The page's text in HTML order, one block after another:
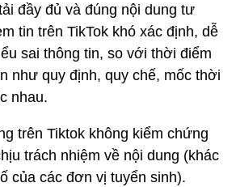
đầy đủ và đúng nội dung tư
tin trên TikTok khó xác định, dễ
sai thông tin, so với thời điểm
như quy định, quy chế, mốc thời
nhau.
trên Tiktok không kiểm chứng
trách nhiệm về nội dung (khác
của các đơn vị tuyển sinh).